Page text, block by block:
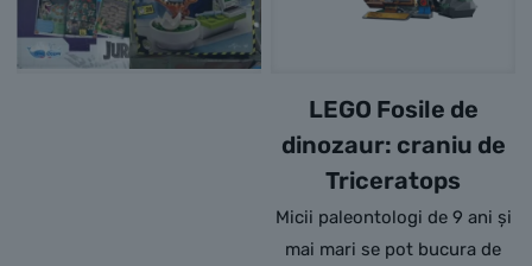
LEGO Fosile de
dinozaur: craniu de
Triceratops
Micii paleontologi de 9 ani și
mai mari se pot bucura de